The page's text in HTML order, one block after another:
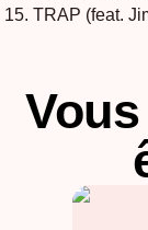
TRAP (feat.